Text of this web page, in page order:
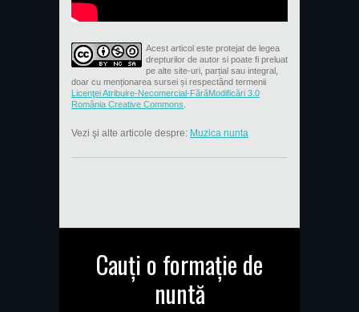
Acest articol este protejat de legea
drepturilor de autor si poate fi preluat
pe alte site-uri, parțial sau integral,
doar cu menționarea sursei și respectând termenii
Licenţei Atribuire-Necomercial-FărăModificări 3.0
România Creative Commons
Vezi şi alte articole despre: Muzica nunta
Cauți o formație de
nuntă